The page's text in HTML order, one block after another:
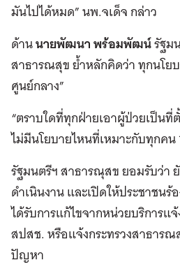
มันไปได้หมด” นพ.จเด็จ กล่าว
ด้านนายพัฒนา พร้อมพัฒน์รัฐม
สาธารณสุข ย้ำหลักคิดว่า ทุกนโย
ศูนย์กลาง”
“ตราบใดที่ทุกฝ่ายเอาผู้ป่วยเป็น
ไม่มีนโยบายไหนที่เหมาะกับทุกคน
รัฐมนตรีฯ สาธารณุสข ยอมรับว่า ยั
ดำเนินงาน และเปิดให้ประชาชนร้
ได้รับการแก้ไขจากหน่วยบริการแ
สปสช. หรือแจ้งกระทรวงสาธารณ
ปัญหา